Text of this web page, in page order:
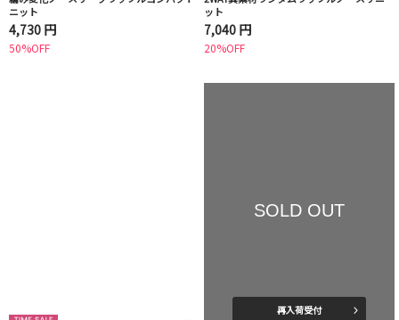
ニット
4,730 円
50%OFF
ット
7,040 円
20%OFF
SOLD OUT
再入荷受付